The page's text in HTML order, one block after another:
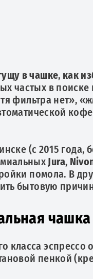
в чашке, как
частых в
фильтра нет»,
(с 2015 года,
Jura,
помола. В
бытовую
эспрессо
пенкой